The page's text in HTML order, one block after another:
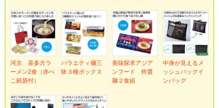
河京 喜多方ラ
ーメン2食（赤べ
こ紙袋付）
バラエティ麺三
昧３種ボックス
美味探求アジア
ンフード 炸醤
麺２食組
中身が見えるメ
ッシュバッグイ
ンバッグ